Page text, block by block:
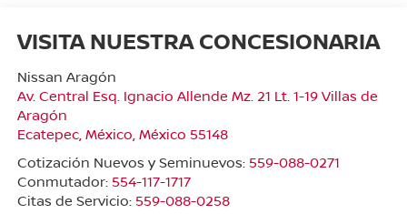
VISITA NUESTRA CONCESIONARIA
Nissan Aragón
Av. Central Esq. Ignacio Allende Mz. 21 Lt. 1-19 Villas de
Aragón
Ecatepec, México, México 55148
Cotización Nuevos y Seminuevos: 559-088-0271
Conmutador: 554-117-1717
Citas de Servicio: 559-088-0258